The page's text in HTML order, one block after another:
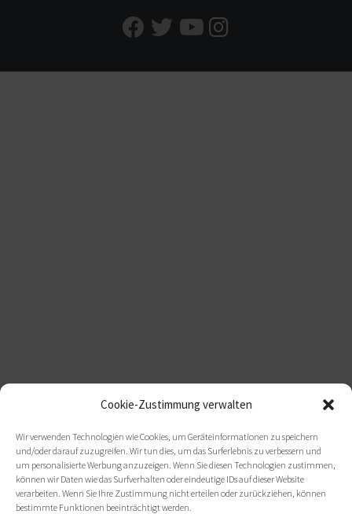
Cookie-Zustimmung verwalten
Wir verwenden Technologien wie Cookies, um Geräteinformationen zu speichern
und/oder darauf zuzugreifen. Wir tun dies, um das Surferlebnis zu verbessern und
um personalisierte Werbung anzuzeigen. Wenn Sie diesen Technologien zustimmen,
können wir Daten wie das Surfverhalten oder eindeutige IDs auf dieser Website
verarbeiten. Wenn Sie Ihre Zustimmung nicht erteilen oder zurückziehen, können
bestimmte Funktionen beeinträchtigt werden.